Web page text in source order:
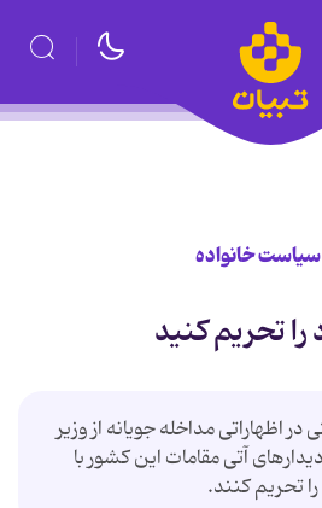
سیاست خانواده
تحریم کنید
اظهاراتی مداخله جویانه از وزیر
آتی مقامات این کشور با
تحریم کنند.